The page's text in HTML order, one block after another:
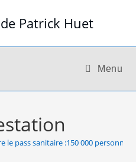
Patrick Huet
Menu
le pass sanitaire :150 000 personnes